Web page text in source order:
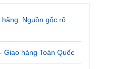
Nguồn gốc rõ
Giao hàng Toàn Quốc